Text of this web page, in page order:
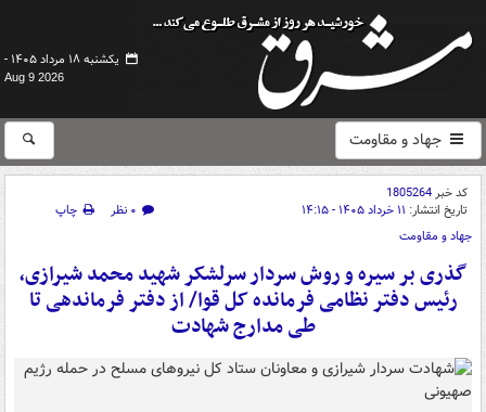
یکشنبه ۱۸ مرداد ۱۴۰۵ -
Aug 9 2026
جهاد و مقاومت
کد خبر1805264
تاریخ انتشار: ۱۱ خرداد ۱۴۰۵ - ۱۴:۱۵ ۰ نظر
چاپ
جهاد و مقاومت
گذری بر سیره و روش سردار سرلشکر شهید محمد شیرازی،
رئیس دفتر نظامی فرمانده کل قوا/ از دفتر فرماندهی تا
طی مدارج شهادت